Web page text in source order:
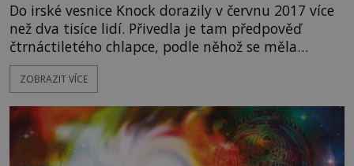
Do irské vesnice Knock dorazily v červnu 2017 více
než dva tisíce lidí. Přivedla je tam předpověď
čtrnáctiletého chlapce, podle něhož se měla
přesně ve tři hodiny odpoledne zjevit Panna Marie.
Když slunce vystoupilo z mraků, část davu začala
chlapcovo proroctví, nebo poutníci spatřili pouze
neobvyklou hru světla? [gallery
ids="170530,170531,1705
ZOBRAZIT VÍCE